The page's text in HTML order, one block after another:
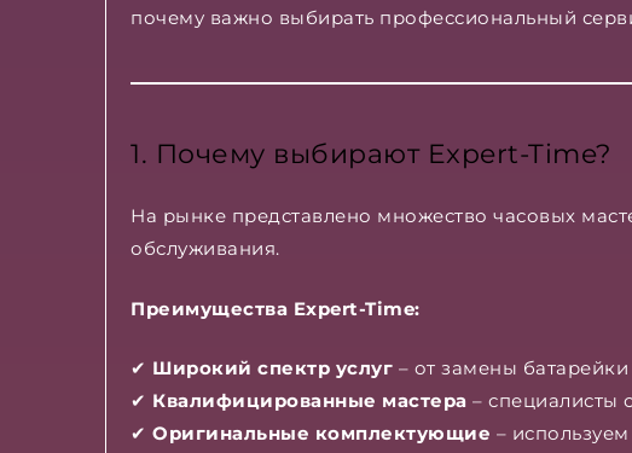
почему важно выбирать профессиональный
1. Почему выбирают Expert-Time?
На рынке представлено множество часовых
обслуживания.
Преимущества Expert-Time:
✔ Широкий спектр услуг – от замены
✔ Квалифицированные мастера – специалисты
✔ Оригинальные комплектующие –